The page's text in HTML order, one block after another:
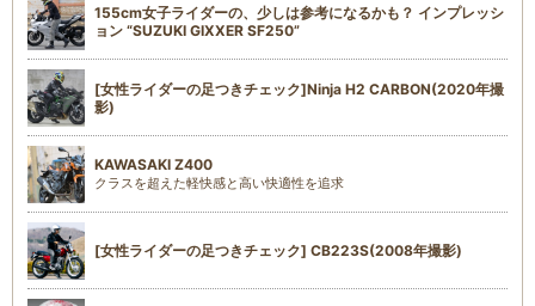
155cm女子ライダーの、少しは参考になるかも？ インプレッシ
ョン “SUZUKI GIXXER SF250”
[女性ライダーの足つきチェック]Ninja H2 CARBON(2020年撮
影)
KAWASAKI Z400
クラスを超えた軽快感と高い快適性を追求
[女性ライダーの足つきチェック] CB223S(2008年撮影)